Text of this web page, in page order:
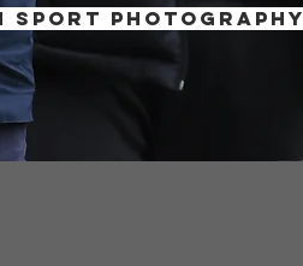
SPORT PHOTOGRAPHY